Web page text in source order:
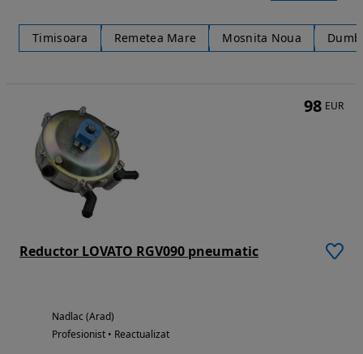
Timisoara Remetea Mare Mosnita Noua
Reductor LOVATO RGV090 pneumatic
Nadlac (Arad)
Profesionist • Reactualizat
98 EUR